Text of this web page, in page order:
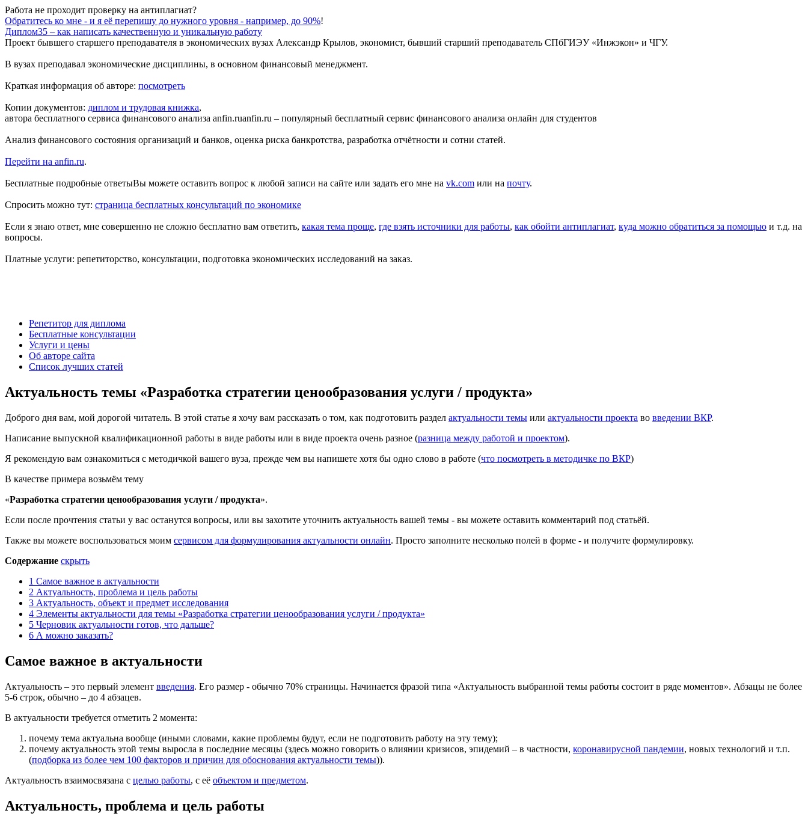
Работа не проходит проверку на антиплагиат?
Обратитесь ко мне - и я её перепишу до нужного уровня - например, до 90%!
Диплом35 – как написать качественную и уникальную работу
Проект бывшего старшего преподавателя в экономических вузах Александр Крылов, экономист, бывший старший преподаватель СПбГИЭУ «Инжэкон» и ЧГУ.
В вузах преподавал экономические дисциплины, в основном финансовый менеджмент.
Краткая информация об авторе: посмотреть
Копии документов: диплом и трудовая книжка,
автора бесплатного сервиса финансового анализа anfin.ruanfin.ru – популярный бесплатный сервис финансового анализа онлайн для студентов
Анализ финансового состояния организаций и банков, оценка риска банкротства, разработка отчётности и сотни статей.
Перейти на anfin.ru.
Бесплатные подробные ответыВы можете оставить вопрос к любой записи на сайте или задать его мне на vk.com или на почту.
Спросить можно тут: страница бесплатных консультаций по экономике
Если я знаю ответ, мне совершенно не сложно бесплатно вам ответить, какая тема проще, где взять источники для работы, как обойти антиплагиат, куда можно обратиться за помощью и т.д. на
вопросы.
Платные услуги: репетиторство, консультации, подготовка экономических исследований на заказ.
Репетитор для диплома
Бесплатные консультации
Услуги и цены
Об авторе сайта
Список лучших статей
Актуальность темы «Разработка стратегии ценообразования услуги / продукта»
Доброго дня вам, мой дорогой читатель. В этой статье я хочу вам рассказать о том, как подготовить раздел актуальности темы или актуальности проекта во введении ВКР.
Написание выпускной квалификационной работы в виде работы или в виде проекта очень разное (разница между работой и проектом).
Я рекомендую вам ознакомиться с методичкой вашего вуза, прежде чем вы напишете хотя бы одно слово в работе (что посмотреть в методичке по ВКР)
В качестве примера возьмём тему
«Разработка стратегии ценообразования услуги / продукта».
Если после прочтения статьи у вас останутся вопросы, или вы захотите уточнить актуальность вашей темы - вы можете оставить комментарий под статьёй.
Также вы можете воспользоваться моим сервисом для формулирования актуальности онлайн. Просто заполните несколько полей в форме - и получите формулировку.
Содержание скрыть
1 Самое важное в актуальности
2 Актуальность, проблема и цель работы
3 Актуальность, объект и предмет исследования
4 Элементы актуальности для темы «Разработка стратегии ценообразования услуги / продукта»
5 Черновик актуальности готов, что дальше?
6 А можно заказать?
Самое важное в актуальности
Актуальность – это первый элемент введения. Его размер - обычно 70% страницы. Начинается фразой типа «Актуальность выбранной темы работы состоит в ряде моментов». Абзацы не более
5-6 строк, обычно – до 4 абзацев.
В актуальности требуется отметить 2 момента:
почему тема актуальна вообще (иными словами, какие проблемы будут, если не подготовить работу на эту тему);
почему актуальность этой темы выросла в последние месяцы (здесь можно говорить о влиянии кризисов, эпидемий – в частности, коронавирусной пандемии, новых технологий и т.п.
(подборка из более чем 100 факторов и причин для обоснования актуальности темы)).
Актуальность взаимосвязана с целью работы, с её объектом и предметом.
Актуальность, проблема и цель работы